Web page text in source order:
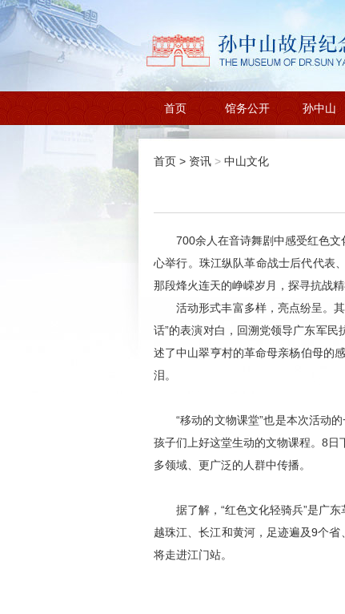
首页 馆务公开 孙中山
首页 > 资讯 > 中山文化
700余人在音诗舞剧中感受红色
心举行。珠江纵队革命战士后代代表
那段烽火连天的峥嵘岁月，探寻抗战
活动形式丰富多样，亮点纷呈。
话”的表演对白，回溯党领导广东军
述了中山翠亨村的革命母亲杨伯母的
泪。
“移动的文物课堂”也是本次活动
孩子们上好这堂生动的文物课程。8日
多领域、更广泛的人群中传播。
据了解，“红色文化轻骑兵”是广
越珠江、长江和黄河，足迹遍及9个
将走进江门站。